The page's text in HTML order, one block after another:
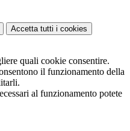
Accetta tutti i cookies
quali cookie consentire.
il funzionamento della
al funzionamento potete